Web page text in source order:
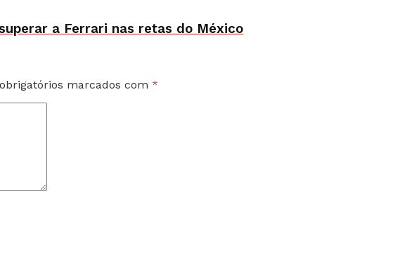
a Ferrari nas retas do México
marcados com *